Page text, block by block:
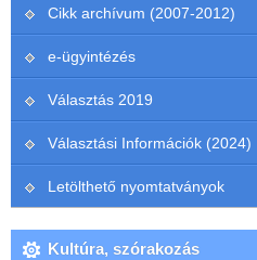
Cikk archívum (2007-2012)
e-ügyintézés
Választás 2019
Választási Információk (2024)
Letölthető nyomtatványok
Kultúra, szórakozás